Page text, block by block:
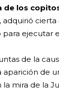
de los
adquirió
ejecutar
de la
aparición de
mira de la